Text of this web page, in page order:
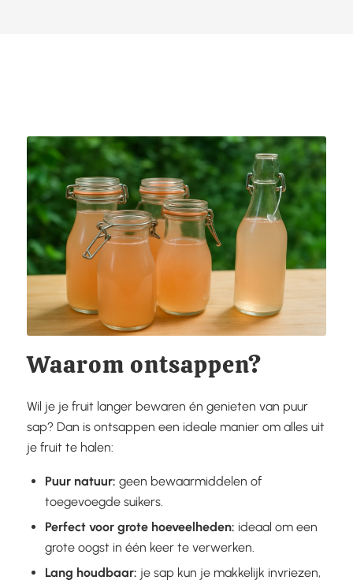
Waarom ontsappen?
Wil je je fruit langer bewaren én genieten van puur
sap? Dan is ontsappen een ideale manier om alles uit
je fruit te halen:
Puur natuur: geen bewaarmiddelen of
toegevoegde suikers.
Perfect voor grote hoeveelheden: ideaal om een
grote oogst in één keer te verwerken.
Lang houdbaar: je sap kun je makkelijk invriezen,